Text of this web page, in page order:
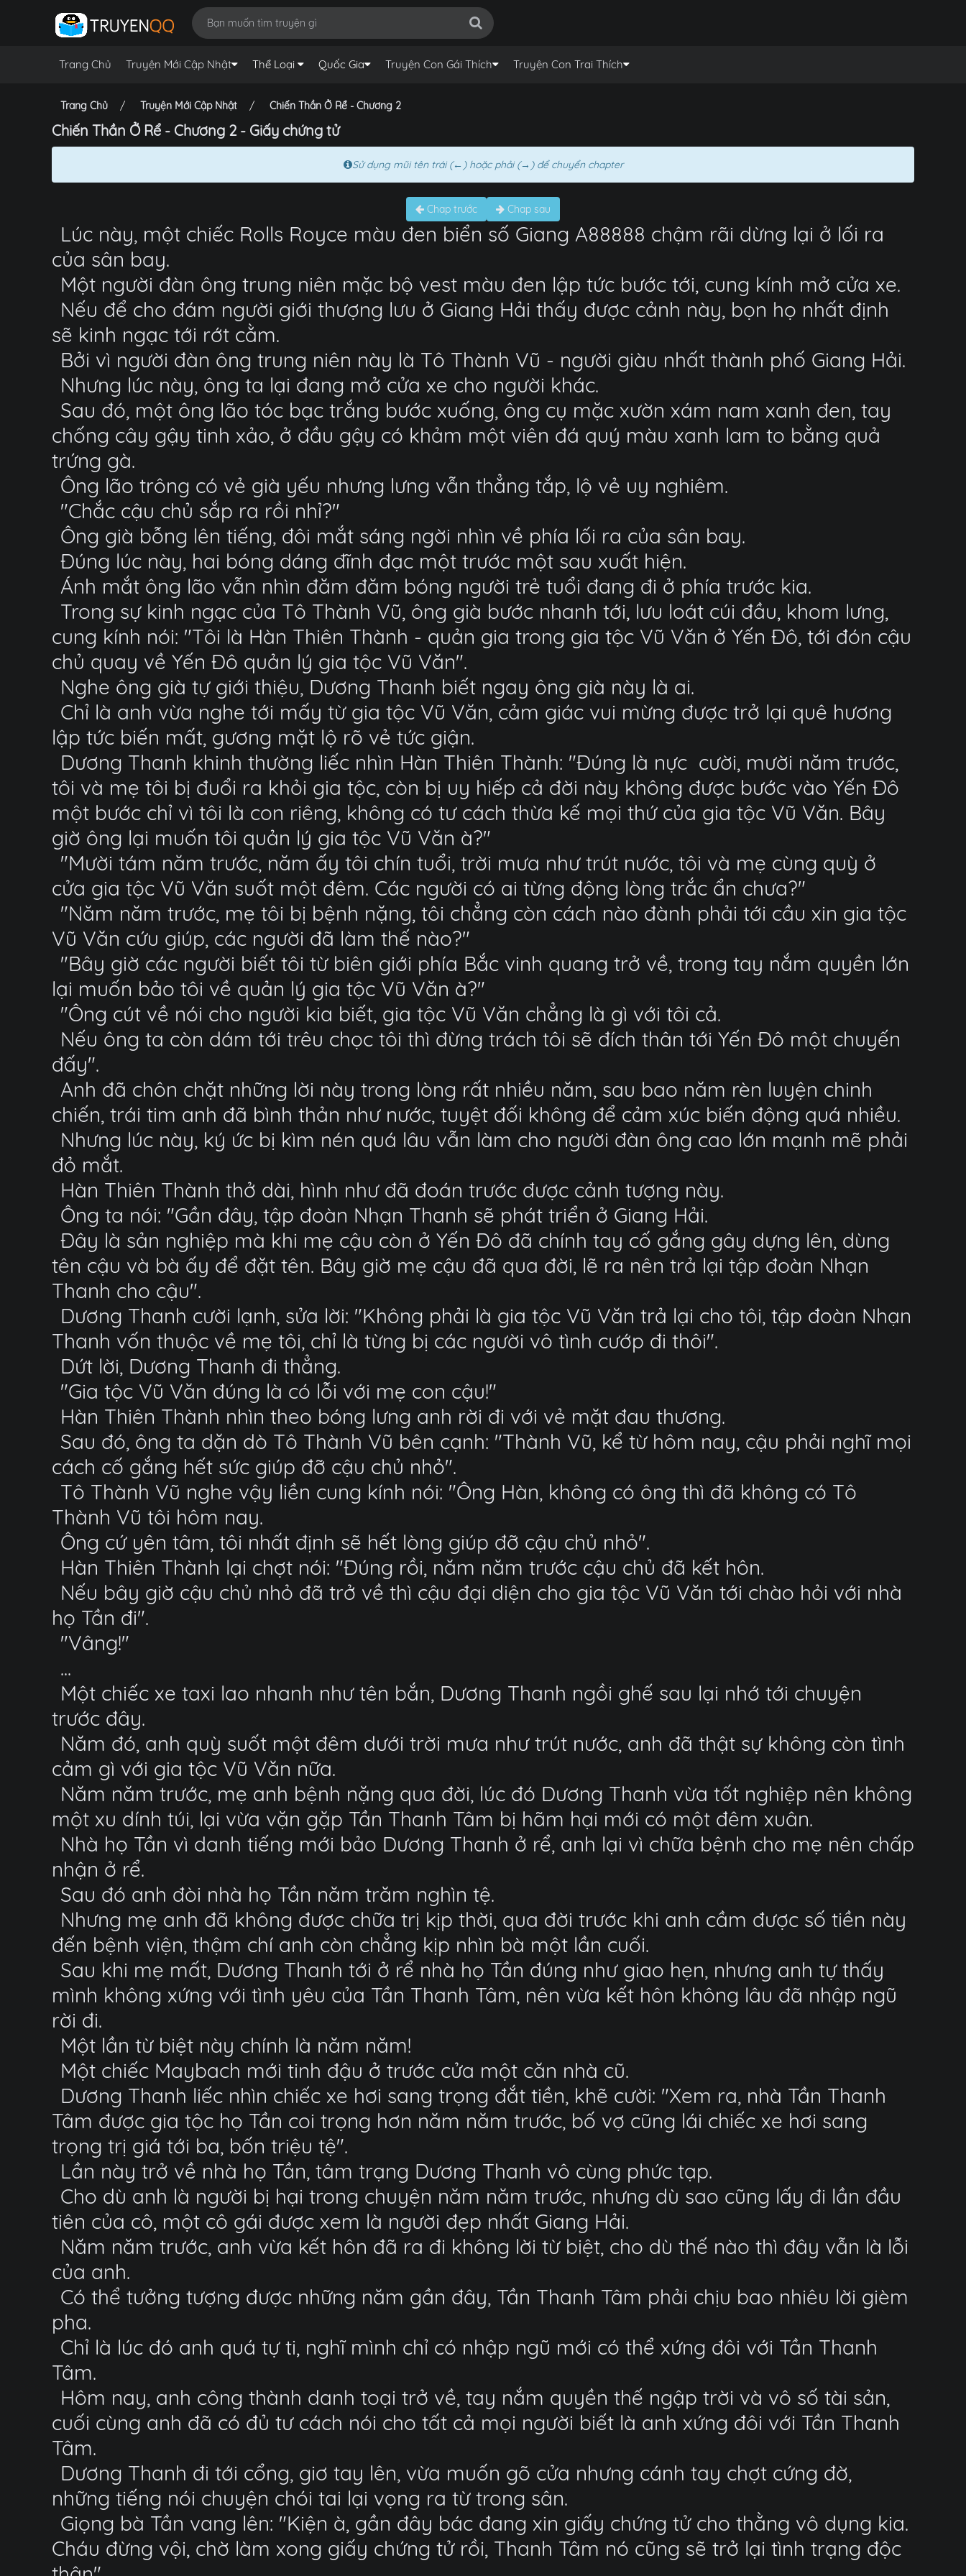
Trang Chủ Truyện Mới Cập Nhật Thể Loại Quốc Gia Truyện Con Gái Thích Truyện Con Trai Thích
Trang Chủ Truyện Mới Cập Nhật Chiến Thần Ở Rể - Chương 2
Chiến Thần Ở Rể - Chương 2 - Giấy chứng tử
Sử dụng mũi tên trái (←) hoặc phải (→) để chuyển chapter
Chap trước Chap sau
Lúc này, một chiếc Rolls Royce màu đen biển số Giang A88888 chậm rãi dừng lại ở lối ra
của sân bay.
Một người đàn ông trung niên mặc bộ vest màu đen lập tức bước tới, cung kính mở cửa xe.
Nếu để cho đám người giới thượng lưu ở Giang Hải thấy được cảnh này, bọn họ nhất định
sẽ kinh ngạc tới rớt cằm.
Bởi vì người đàn ông trung niên này là Tô Thành Vũ - người giàu nhất thành phố Giang Hải.
Nhưng lúc này, ông ta lại đang mở cửa xe cho người khác.
Sau đó, một ông lão tóc bạc trắng bước xuống, ông cụ mặc xườn xám nam xanh đen, tay
chống cây gậy tinh xảo, ở đầu gậy có khảm một viên đá quý màu xanh lam to bằng quả
trứng gà.
Ông lão trông có vẻ già yếu nhưng lưng vẫn thẳng tắp, lộ vẻ uy nghiêm.
"Chắc cậu chủ sắp ra rồi nhỉ?"
Ông già bỗng lên tiếng, đôi mắt sáng ngời nhìn về phía lối ra của sân bay.
Đúng lúc này, hai bóng dáng đĩnh đạc một trước một sau xuất hiện.
Ánh mắt ông lão vẫn nhìn đăm đăm bóng người trẻ tuổi đang đi ở phía trước kia.
Trong sự kinh ngạc của Tô Thành Vũ, ông già bước nhanh tới, lưu loát cúi đầu, khom lưng,
cung kính nói: "Tôi là Hàn Thiên Thành - quản gia trong gia tộc Vũ Văn ở Yến Đô, tới đón cậu
chủ quay về Yến Đô quản lý gia tộc Vũ Văn".
Nghe ông già tự giới thiệu, Dương Thanh biết ngay ông già này là ai.
Chỉ là anh vừa nghe tới mấy từ gia tộc Vũ Văn, cảm giác vui mừng được trở lại quê hương
lập tức biến mất, gương mặt lộ rõ vẻ tức giận.
Dương Thanh khinh thường liếc nhìn Hàn Thiên Thành: "Đúng là nực cười, mười năm trước,
tôi và mẹ tôi bị đuổi ra khỏi gia tộc, còn bị uy hiếp cả đời này không được bước vào Yến Đô
một bước chỉ vì tôi là con riêng, không có tư cách thừa kế mọi thứ của gia tộc Vũ Văn. Bây
giờ ông lại muốn tôi quản lý gia tộc Vũ Văn à?"
"Mười tám năm trước, năm ấy tôi chín tuổi, trời mưa như trút nước, tôi và mẹ cùng quỳ ở
cửa gia tộc Vũ Văn suốt một đêm. Các người có ai từng động lòng trắc ẩn chưa?"
"Năm năm trước, mẹ tôi bị bệnh nặng, tôi chẳng còn cách nào đành phải tới cầu xin gia tộc
Vũ Văn cứu giúp, các người đã làm thế nào?"
"Bây giờ các người biết tôi từ biên giới phía Bắc vinh quang trở về, trong tay nắm quyền lớn
lại muốn bảo tôi về quản lý gia tộc Vũ Văn à?"
"Ông cút về nói cho người kia biết, gia tộc Vũ Văn chẳng là gì với tôi cả.
Nếu ông ta còn dám tới trêu chọc tôi thì đừng trách tôi sẽ đích thân tới Yến Đô một chuyến
đấy".
Anh đã chôn chặt những lời này trong lòng rất nhiều năm, sau bao năm rèn luyện chinh
chiến, trái tim anh đã bình thản như nước, tuyệt đối không để cảm xúc biến động quá nhiều.
Nhưng lúc này, ký ức bị kìm nén quá lâu vẫn làm cho người đàn ông cao lớn mạnh mẽ phải
đỏ mắt.
Hàn Thiên Thành thở dài, hình như đã đoán trước được cảnh tượng này.
Ông ta nói: "Gần đây, tập đoàn Nhạn Thanh sẽ phát triển ở Giang Hải.
Đây là sản nghiệp mà khi mẹ cậu còn ở Yến Đô đã chính tay cố gắng gây dựng lên, dùng
tên cậu và bà ấy để đặt tên. Bây giờ mẹ cậu đã qua đời, lẽ ra nên trả lại tập đoàn Nhạn
Thanh cho cậu".
Dương Thanh cười lạnh, sửa lời: "Không phải là gia tộc Vũ Văn trả lại cho tôi, tập đoàn Nhạn
Thanh vốn thuộc về mẹ tôi, chỉ là từng bị các người vô tình cướp đi thôi".
Dứt lời, Dương Thanh đi thẳng.
"Gia tộc Vũ Văn đúng là có lỗi với mẹ con cậu!"
Hàn Thiên Thành nhìn theo bóng lưng anh rời đi với vẻ mặt đau thương.
Sau đó, ông ta dặn dò Tô Thành Vũ bên cạnh: "Thành Vũ, kể từ hôm nay, cậu phải nghĩ mọi
cách cố gắng hết sức giúp đỡ cậu chủ nhỏ".
Tô Thành Vũ nghe vậy liền cung kính nói: "Ông Hàn, không có ông thì đã không có Tô
Thành Vũ tôi hôm nay.
Ông cứ yên tâm, tôi nhất định sẽ hết lòng giúp đỡ cậu chủ nhỏ".
Hàn Thiên Thành lại chợt nói: "Đúng rồi, năm năm trước cậu chủ đã kết hôn.
Nếu bây giờ cậu chủ nhỏ đã trở về thì cậu đại diện cho gia tộc Vũ Văn tới chào hỏi với nhà
họ Tần đi".
"Vâng!"
...
Một chiếc xe taxi lao nhanh như tên bắn, Dương Thanh ngồi ghế sau lại nhớ tới chuyện
trước đây.
Năm đó, anh quỳ suốt một đêm dưới trời mưa như trút nước, anh đã thật sự không còn tình
cảm gì với gia tộc Vũ Văn nữa.
Năm năm trước, mẹ anh bệnh nặng qua đời, lúc đó Dương Thanh vừa tốt nghiệp nên không
một xu dính túi, lại vừa vặn gặp Tần Thanh Tâm bị hãm hại mới có một đêm xuân.
Nhà họ Tần vì danh tiếng mới bảo Dương Thanh ở rể, anh lại vì chữa bệnh cho mẹ nên chấp
nhận ở rể.
Sau đó anh đòi nhà họ Tần năm trăm nghìn tệ.
Nhưng mẹ anh đã không được chữa trị kịp thời, qua đời trước khi anh cầm được số tiền này
đến bệnh viện, thậm chí anh còn chẳng kịp nhìn bà một lần cuối.
Sau khi mẹ mất, Dương Thanh tới ở rể nhà họ Tần đúng như giao hẹn, nhưng anh tự thấy
mình không xứng với tình yêu của Tần Thanh Tâm, nên vừa kết hôn không lâu đã nhập ngũ
rời đi.
Một lần từ biệt này chính là năm năm!
Một chiếc Maybach mới tinh đậu ở trước cửa một căn nhà cũ.
Dương Thanh liếc nhìn chiếc xe hơi sang trọng đắt tiền, khẽ cười: "Xem ra, nhà Tần Thanh
Tâm được gia tộc họ Tần coi trọng hơn năm năm trước, bố vợ cũng lái chiếc xe hơi sang
trọng trị giá tới ba, bốn triệu tệ".
Lần này trở về nhà họ Tần, tâm trạng Dương Thanh vô cùng phức tạp.
Cho dù anh là người bị hại trong chuyện năm năm trước, nhưng dù sao cũng lấy đi lần đầu
tiên của cô, một cô gái được xem là người đẹp nhất Giang Hải.
Năm năm trước, anh vừa kết hôn đã ra đi không lời từ biệt, cho dù thế nào thì đây vẫn là lỗi
của anh.
Có thể tưởng tượng được những năm gần đây, Tần Thanh Tâm phải chịu bao nhiêu lời gièm
pha.
Chỉ là lúc đó anh quá tự ti, nghĩ mình chỉ có nhập ngũ mới có thể xứng đôi với Tần Thanh
Tâm.
Hôm nay, anh công thành danh toại trở về, tay nắm quyền thế ngập trời và vô số tài sản,
cuối cùng anh đã có đủ tư cách nói cho tất cả mọi người biết là anh xứng đôi với Tần Thanh
Tâm.
Dương Thanh đi tới cổng, giơ tay lên, vừa muốn gõ cửa nhưng cánh tay chợt cứng đờ,
những tiếng nói chuyện chói tai lại vọng ra từ trong sân.
Giọng bà Tần vang lên: "Kiện à, gần đây bác đang xin giấy chứng tử cho thằng vô dụng kia.
Cháu đừng vội, chờ làm xong giấy chứng tử rồi, Thanh Tâm nó cũng sẽ trở lại tình trạng độc